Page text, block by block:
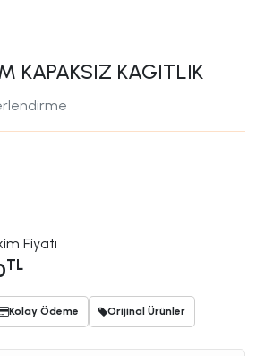
KAPAKSIZ KAGITLIK
Fiyatı
TL
Kolay Ödeme Orijinal Ürünler